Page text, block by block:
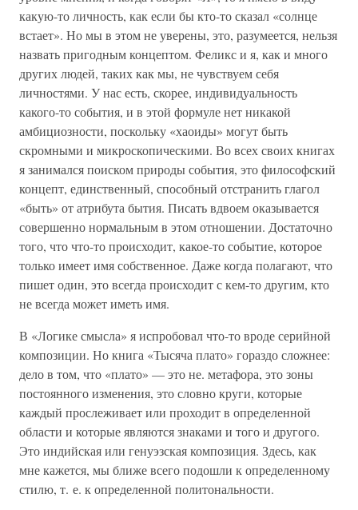
какую-то личность, как если бы кто-то сказал «солнце
встает». Но мы в этом не уверены, это, разумеется, нельзя
назвать пригодным концептом. Феликс и я, как и много
других людей, таких как мы, не чувствуем себя
личностями. У нас есть, скорее, индивидуальность
какого-то события, и в этой формуле нет никакой
амбициозности, поскольку «хаоиды» могут быть
скромными и микроскопическими. Во всех своих книгах
я занимался поиском природы события, это философский
концепт, единственный, способный отстранить глагол
«быть» от атрибута бытия. Писать вдвоем оказывается
совершенно нормальным в этом отношении. Достаточно
того, что что-то происходит, какое-то событие, которое
только имеет имя собственное. Даже когда полагают, что
пишет один, это всегда происходит с кем-то другим, кто
не всегда может иметь имя.
В «Логике смысла» я испробовал что-то вроде серийной
композиции. Но книга «Тысяча плато» гораздо сложнее:
дело в том, что «плато» — это не. метафора, это зоны
постоянного изменения, это словно круги, которые
каждый прослеживает или проходит в определенной
области и которые являются знаками и того и другого.
Это индийская или генуэзская композиция. Здесь, как
мне кажется, мы ближе всего подошли к определенному
стилю, т. е. к определенной политональности.